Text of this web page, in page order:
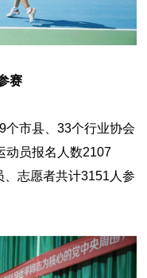
赛
市县、33个行业协会
动员报名人数2107
、志愿者共计3151人参